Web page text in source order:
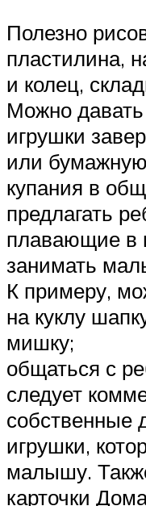
Полезно
пластилина,
и колец,
Можно
игрушки
или
купания в
предлагать
плавающие в
занимать
К примеру,
на куклу
мишку;
общаться с
следует
собственные
игрушки,
малышу.
карточки